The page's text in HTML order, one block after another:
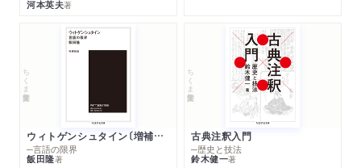
河本英夫著
ちくま学芸文庫
ウィトゲンシュタイン〔増補新版〕
─言語の限界
飯田隆著
ちくま学芸文庫
古典注釈入門
─歴史と技法
鈴木健一著